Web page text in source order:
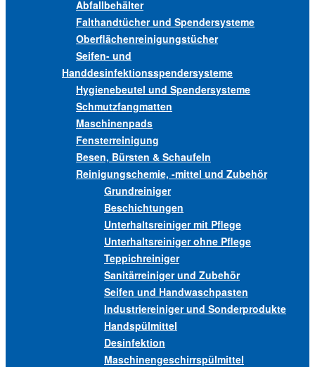
Abfallbehälter
Falthandtücher und Spendersysteme
Oberflächenreinigungstücher
Seifen- und
Handdesinfektionsspendersysteme
Hygienebeutel und Spendersysteme
Schmutzfangmatten
Maschinenpads
Fensterreinigung
Besen, Bürsten & Schaufeln
Reinigungschemie, -mittel und Zubehör
Grundreiniger
Beschichtungen
Unterhaltsreiniger mit Pflege
Unterhaltsreiniger ohne Pflege
Teppichreiniger
Sanitärreiniger und Zubehör
Seifen und Handwaschpasten
Industriereiniger und Sonderprodukte
Handspülmittel
Desinfektion
Maschinengeschirrspülmittel